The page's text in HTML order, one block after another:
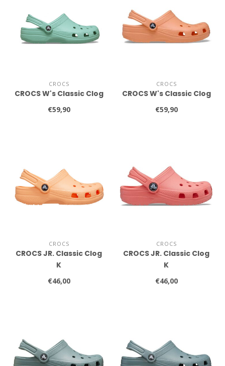
CROCS
CROCS W's Classic Clog
€59,90
CROCS
CROCS W's Classic Clog
€59,90
CROCS
CROCS JR. Classic Clog
K
€46,00
CROCS
CROCS JR. Classic Clog
K
€46,00